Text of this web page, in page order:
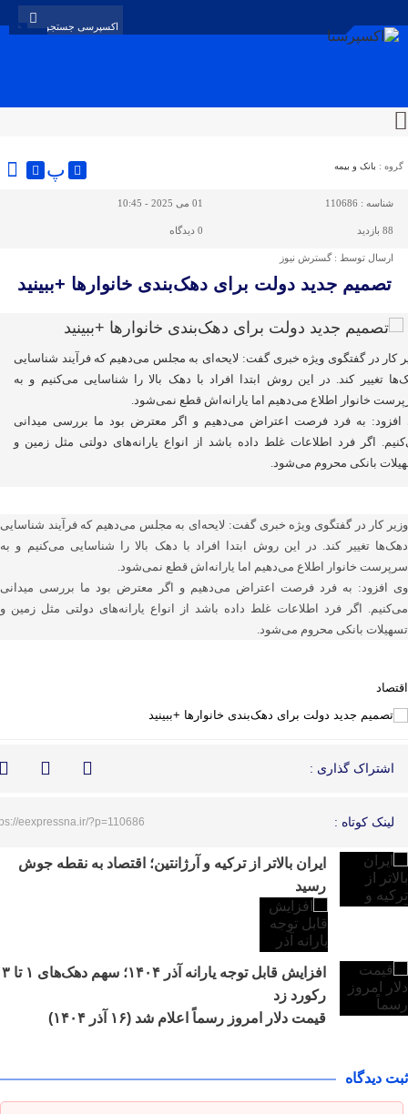
گروه : بانک و بیمه پ
شناسه : 110686 01 می 2025 - 10:45
88 بازدید 0 دیدگاه
ارسال توسط :گسترش نیوز
تصمیم جدید دولت برای دهک‌بندی خانوارها +ببینید
کار در گفتگوی ویژه خبری گفت: لایحه‌ای به مجلس می‌دهیم که فرآیند شناسایی
تغییر کند. در این روش ابتدا افراد با دهک بالا را شناسایی می‌کنیم و به
خانوار اطلاع می‌دهیم اما یارانه‌اش قطع نمی‌شود.
افزود: به فرد فرصت اعتراض می‌دهیم و اگر معترض بود ما بررسی میدانی
اگر فرد اطلاعات غلط داده باشد از انواع یارانه‌های دولتی مثل زمین و
بانکی محروم می‌شود.
وزیر کار در گفتگوی ویژه خبری گفت: لایحه‌ای به مجلس می‌دهیم که فرآیند شناسایی
دهک‌ها تغییر کند. در این روش ابتدا افراد با دهک بالا را شناسایی می‌کنیم و به
سرپرست خانوار اطلاع می‌دهیم اما یارانه‌اش قطع نمی‌شود.
وی افزود: به فرد فرصت اعتراض می‌دهیم و اگر معترض بود ما بررسی میدانی
می‌کنیم. اگر فرد اطلاعات غلط داده باشد از انواع یارانه‌های دولتی مثل زمین و
تسهیلات بانکی محروم می‌شود.
اقتصاد
اشتراک گذاری :
لینک کوتاه : eexpressna.ir/?p=110686
ایران بالاتر از ترکیه و آرژانتین؛ اقتصاد به نقطه جوش
رسید
افزایش قابل توجه یارانه آذر ۱۴۰۴؛ سهم دهک‌های ۱ تا ۳
رکورد زد
قیمت دلار امروز رسماً اعلام شد (۱۶ آذر ۱۴۰۴)
ثبت دیدگاه